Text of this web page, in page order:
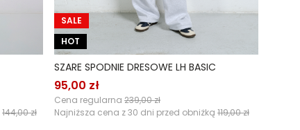
144,00 zł
SALE
HOT
SZARE SPODNIE DRESOWE LH BASIC
95,00 zł
Cena regularna 239,00 zł
Najniższa cena z 30 dni przed obniżką 119,00 zł